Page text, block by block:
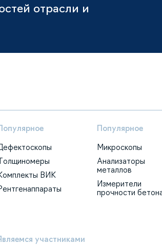
отрасли и
Популярное
Толщиномеры
ВИК
Популярное
Микроскопы
Анализаторы
металлов
Измерители
прочности
участниками